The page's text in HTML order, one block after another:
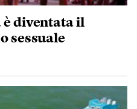
diventata il
sessuale